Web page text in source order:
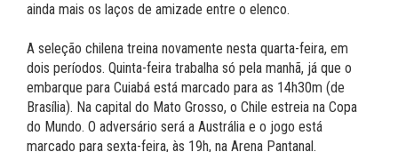
ainda mais os laços de amizade entre o elenco.
A seleção chilena treina novamente nesta quarta-feira, em
dois períodos. Quinta-feira trabalha só pela manhã, já que o
embarque para Cuiabá está marcado para as 14h30m (de
Brasília). Na capital do Mato Grosso, o Chile estreia na Copa
do Mundo. O adversário será a Austrália e o jogo está
marcado para sexta-feira, às 19h, na Arena Pantanal.